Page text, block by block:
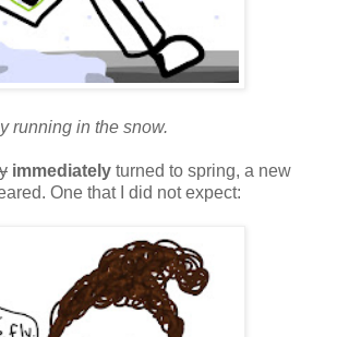
running in the snow.
immediately turned to spring, a new
One that I did not expect: